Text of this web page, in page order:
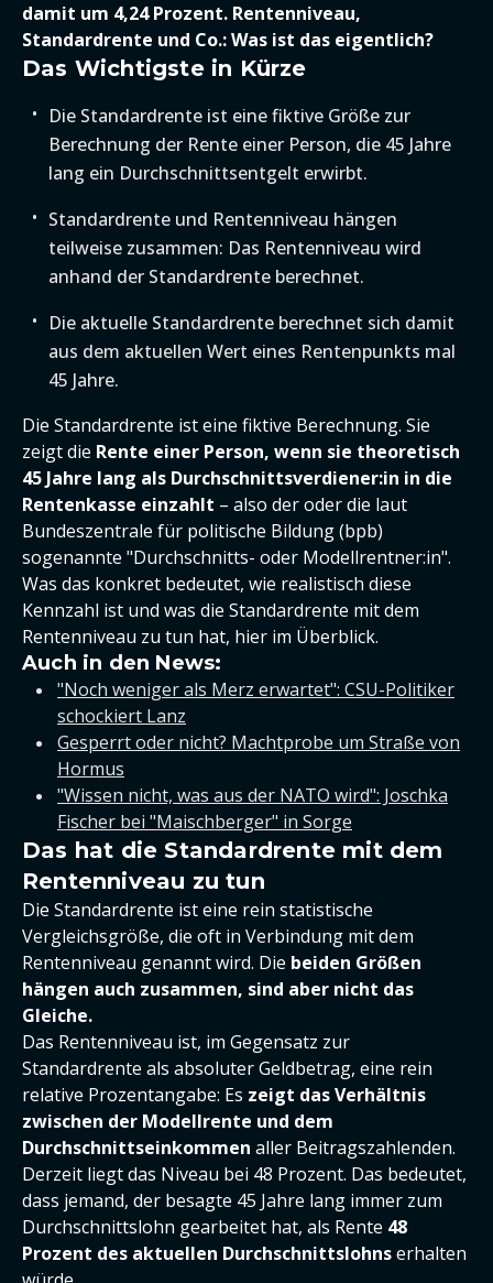
damit um 4,24 Prozent. Rentenniveau,
Standardrente und Co.: Was ist das eigentlich?
Das Wichtigste in Kürze
Die Standardrente ist eine fiktive Größe zur
Berechnung der Rente einer Person, die 45 Jahre
lang ein Durchschnittsentgelt erwirbt.
Standardrente und Rentenniveau hängen
teilweise zusammen: Das Rentenniveau wird
anhand der Standardrente berechnet.
Die aktuelle Standardrente berechnet sich damit
aus dem aktuellen Wert eines Rentenpunkts mal
45 Jahre.
Die Standardrente ist eine fiktive Berechnung. Sie
zeigt die Rente einer Person, wenn sie theoretisch
45 Jahre lang als Durchschnittsverdiener:in in die
Rentenkasse einzahlt – also der oder die laut
Bundeszentrale für politische Bildung (bpb)
sogenannte "Durchschnitts- oder Modellrentner:in".
Was das konkret bedeutet, wie realistisch diese
Kennzahl ist und was die Standardrente mit dem
Rentenniveau zu tun hat, hier im Überblick.
Auch in den News:
"Noch weniger als Merz erwartet": CSU-Politiker
schockiert Lanz
Gesperrt oder nicht? Machtprobe um Straße von
Hormus
"Wissen nicht, was aus der NATO wird": Joschka
Fischer bei "Maischberger" in Sorge
Das hat die Standardrente mit dem
Rentenniveau zu tun
Die Standardrente ist eine rein statistische
Vergleichsgröße, die oft in Verbindung mit dem
Rentenniveau genannt wird. Die beiden Größen
hängen auch zusammen, sind aber nicht das
Gleiche.
Das Rentenniveau ist, im Gegensatz zur
Standardrente als absoluter Geldbetrag, eine rein
relative Prozentangabe: Es zeigt das Verhältnis
zwischen der Modellrente und dem
Durchschnittseinkommen aller Beitragszahlenden.
Derzeit liegt das Niveau bei 48 Prozent. Das bedeutet,
dass jemand, der besagte 45 Jahre lang immer zum
Durchschnittslohn gearbeitet hat, als Rente 48
Prozent des aktuellen Durchschnittslohnserhalten